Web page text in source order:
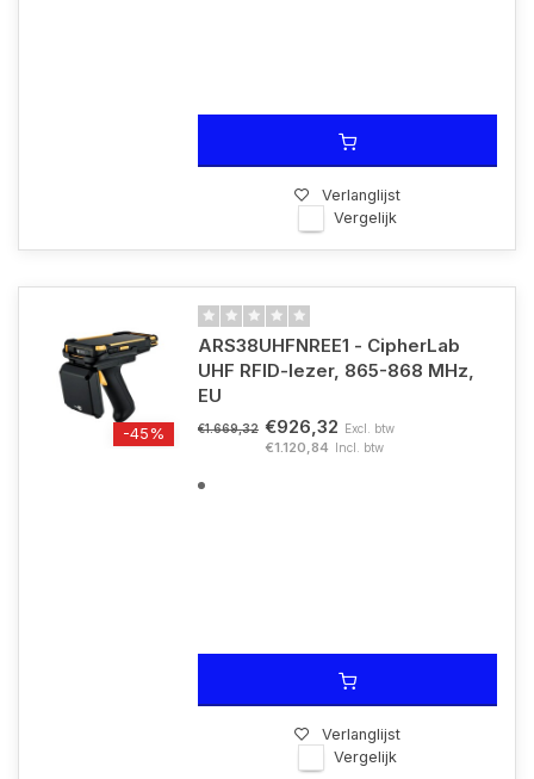
Verlanglijst
Vergelijk
-45%
ARS38UHFNREE1 - CipherLab
UHF RFID-lezer, 865-868 MHz,
EU
€1.669,32 €926,32 Excl. btw
€1.120,84 Incl. btw
Verlanglijst
Vergelijk